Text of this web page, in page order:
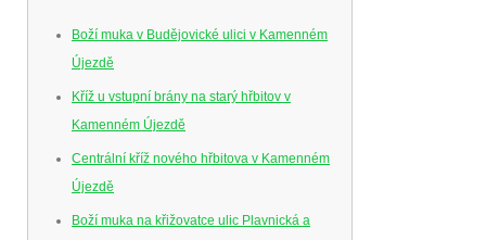
Boží muka v Budějovické ulici v Kamenném
Újezdě
Kříž u vstupní brány na starý hřbitov v
Kamenném Újezdě
Centrální kříž nového hřbitova v Kamenném
Újezdě
Boží muka na křižovatce ulic Plavnická a